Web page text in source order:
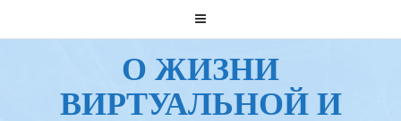
О ЖИЗНИ
ВИРТУАЛЬНОЙ И